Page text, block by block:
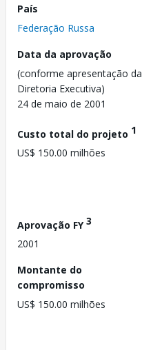
País
Federação Russa
Data da aprovação
(conforme apresentação da
Diretoria Executiva)
24 de maio de 2001
Custo total do projeto 1
US$ 150.00 milhões
Aprovação FY3
2001
Montante do
compromisso
US$ 150.00 milhões